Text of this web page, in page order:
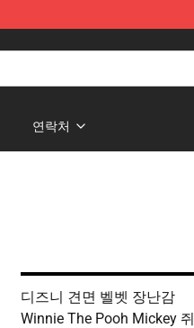
연락처
디즈니 견면 벨벳 장난감
Winnie The Pooh Mickey 쥐